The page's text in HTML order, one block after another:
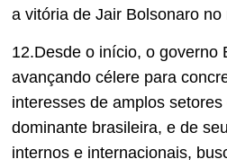
a vitória de Jair Bolsonaro no
12.Desde o início, o governo
avançando célere para
interesses de amplos
dominante brasileira, e de
internos e internacionais,